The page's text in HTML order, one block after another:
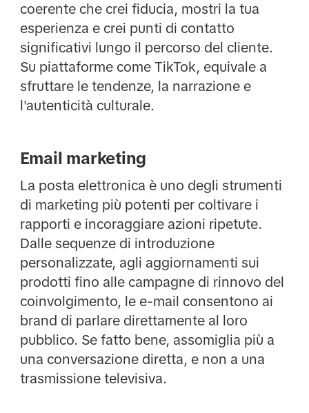
coerente che crei fiducia, mostri la tua
esperienza e crei punti di contatto
significativi lungo il percorso del cliente.
Su piattaforme come TikTok, equivale a
sfruttare le tendenze, la narrazione e
l'autenticità culturale.
Email marketing
La posta elettronica è uno degli strumenti
di marketing più potenti per coltivare i
rapporti e incoraggiare azioni ripetute.
Dalle sequenze di introduzione
personalizzate, agli aggiornamenti sui
prodotti fino alle campagne di rinnovo del
coinvolgimento, le e-mail consentono ai
brand di parlare direttamente al loro
pubblico. Se fatto bene, assomiglia più a
una conversazione diretta, e non a una
trasmissione televisiva.